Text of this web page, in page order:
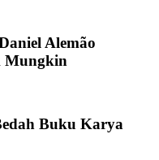
Alemão
Mungkin
Buku Karya